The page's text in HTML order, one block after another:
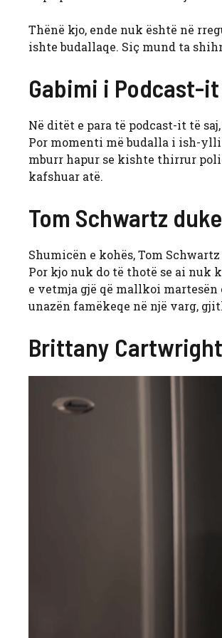
Thënë kjo, ende nuk është në
ishte budallaqe. Siç mund ta
Gabimi i Podcast-
Në ditët e para të podcast-it të
Por momenti më budalla i ish-
mburr hapur se kishte thirrur
kafshuar atë.
Tom Schwartz
Shumicën e kohës, Tom
Por kjo nuk do të thotë se ai nuk
e vetmja gjë që mallkoi
unazën famëkeqe në një varg,
Brittany